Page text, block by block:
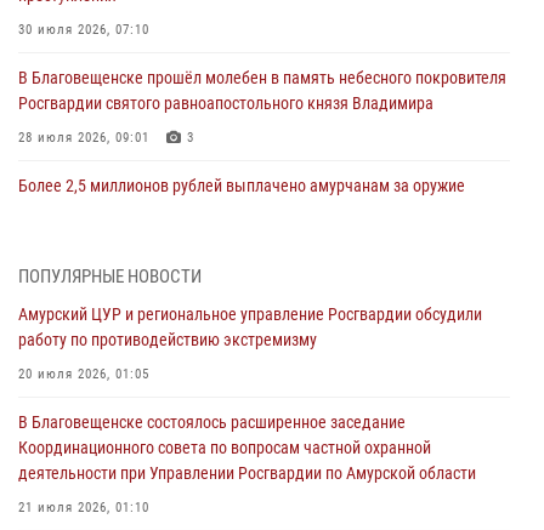
30 июля 2026, 07:10
В Благовещенске прошёл молебен в память небесного покровителя
Росгвардии святого равноапостольного князя Владимира
28 июля 2026, 09:01 3
Более 2,5 миллионов рублей выплачено амурчанам за оружие
Росгвардии Амурской области в период с 20 по 26 июля 2026 года
27 июля 2026, 06:28
охраны
23 июля 2026, 07:49
Амурчане смогут узнать об условиях поступления на службу в
ПОПУЛЯРНЫЕ НОВОСТИ
Амурский ЦУР и региональное управление Росгвардии обсудили
работу по противодействию экстремизму
20 июля 2026, 01:05
В Благовещенске состоялось расширенное заседание
Координационного совета по вопросам частной охранной
деятельности при Управлении Росгвардии по Амурской области
21 июля 2026, 01:10